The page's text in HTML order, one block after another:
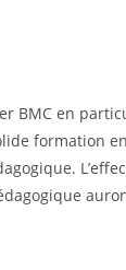
BMC en
formation